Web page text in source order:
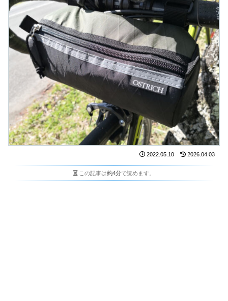
2022.05.10 2026.04.03
この記事は約4分で読めます。